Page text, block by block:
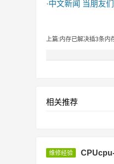
·中文新闻 当朋友
上篇:内存已解决插3条内
相关推荐
维修经验